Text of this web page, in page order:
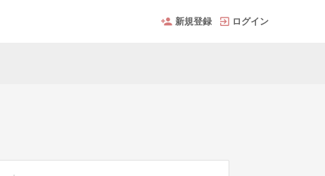
新規登録 ログイン